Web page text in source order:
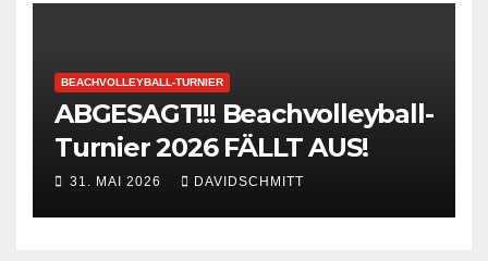
BEACHVOLLEYBALL-TURNIER
ABGESAGT!!! Beachvolleyball-
Turnier 2026 FÄLLT AUS!
31. MAI 2026 DAVIDSCHMITT